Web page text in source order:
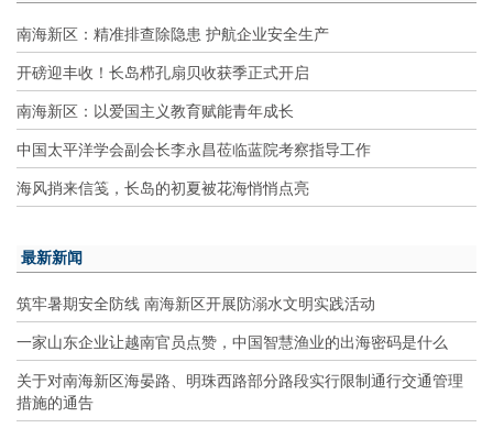
南海新区：精准排查除隐患 护航企业安全生产
开磅迎丰收！长岛栉孔扇贝收获季正式开启
南海新区：以爱国主义教育赋能青年成长
中国太平洋学会副会长李永昌莅临蓝院考察指导工作
海风捎来信笺，长岛的初夏被花海悄悄点亮
最新新闻
筑牢暑期安全防线 南海新区开展防溺水文明实践活动
一家山东企业让越南官员点赞，中国智慧渔业的出海密码是什么
关于对南海新区海晏路、明珠西路部分路段实行限制通行交通管理
措施的通告